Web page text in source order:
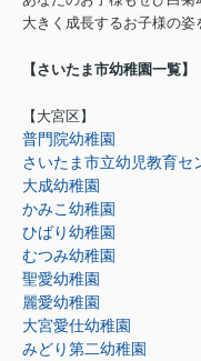
大きく成長するお子様の姿
【さいたま市幼稚園一覧】
【大宮区】
普門院幼稚園
さいたま市立幼児教育セ
大成幼稚園
かみこ幼稚園
ひばり幼稚園
むつみ幼稚園
聖愛幼稚園
麗愛幼稚園
大宮愛仕幼稚園
みどり第二幼稚園